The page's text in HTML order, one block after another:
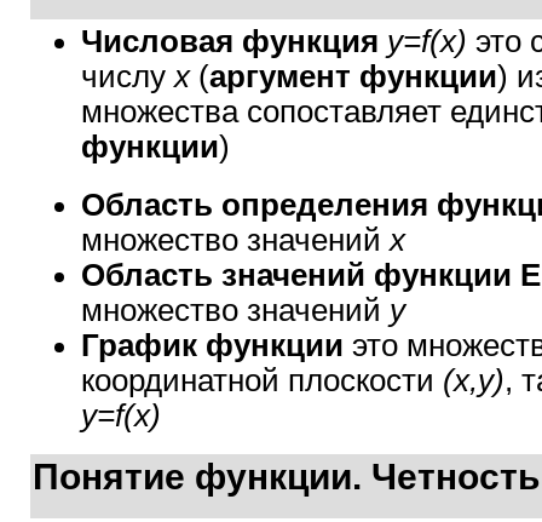
Числовая функция y=f(x) это
числу x(аргумент функции)
множества сопоставляет
функции)
Область определения
множество значений х
Область значений функции E
множество значений y
График функции это
координатной плоскости (x,y),
y=f(x)
Понятие функции.